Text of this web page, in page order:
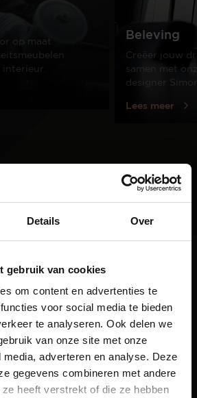
Details Over
gebruik van cookies
om content en advertenties te
voor social media te bieden
te analyseren. Ook delen we
van onze site met onze
adverteren en analyse. Deze
gegevens combineren met andere
heeft verstrekt of die ze hebben
01
op maat
interieur.
Beleving
Creëer jouw
samen met
designer
Lees meer
handgemaakte
Nederlands
en design